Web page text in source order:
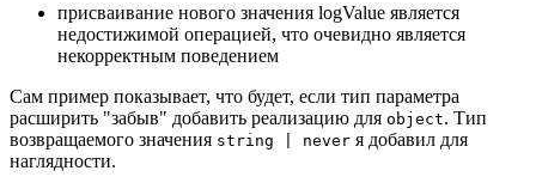
присваивание нового значения logValue является
недостижимой операцией, что очевидно является
некорректным поведением
Сам пример показывает, что будет, если тип параметра
расширить "забыв" добавить реализацию для object. Тип
возвращаемого значения string | never я добавил для
наглядности.